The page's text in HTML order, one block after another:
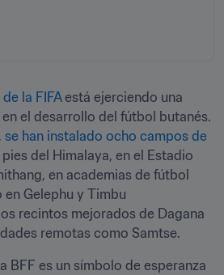
la FIFA está ejerciendo una
el desarrollo del fútbol butanés.
se han instalado ocho campos de
pies del Himalaya, en el Estadio
en academias de fútbol
Gelephu y Timbu
recintos mejorados de Dagana
remotas como Samtse.
BFF es un símbolo de esperanza